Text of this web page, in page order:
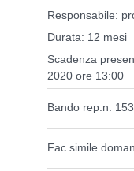
Responsabile:
Durata: 12 mesi
Scadenza
2020 ore 13:00
Bando rep.n.
Fac simile